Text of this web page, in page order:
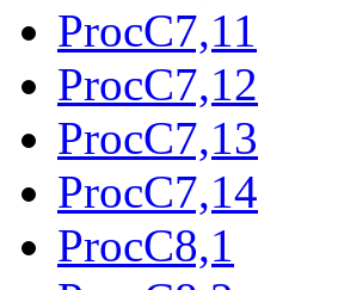
ProcC7,11
ProcC7,12
ProcC7,13
ProcC7,14
ProcC8,1